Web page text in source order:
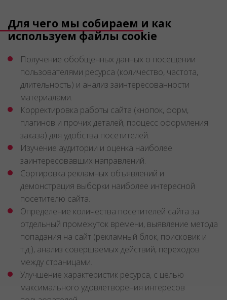
Для чего мы собираем и как
используем файлы cookie
Получение обобщенных данных о посещении
пользователями ресурса (количество, частота,
длительность) и анализ заинтересованности
материалами.
Корректировка работы сайта (кнопок, форм,
плагинов и прочих деталей, процесс оформления
заказа) для удобства посетителей.
Изучение аудитории и оценка наиболее
заинтересовавших направлений.
Сортировка рекламных объявлений и
демонстрация выборки наиболее интересной
посетителю сайта.
Определение количества посетителей сайта за
отдельный промежуток времени, выявление метода
попадания на сайт (рекламный блок, поисковик и
т.д.), анализ совершаемых действий, переходов
между страницами.
Улучшение характеристик ресурса, с целью
максимального удовлетворения интересов